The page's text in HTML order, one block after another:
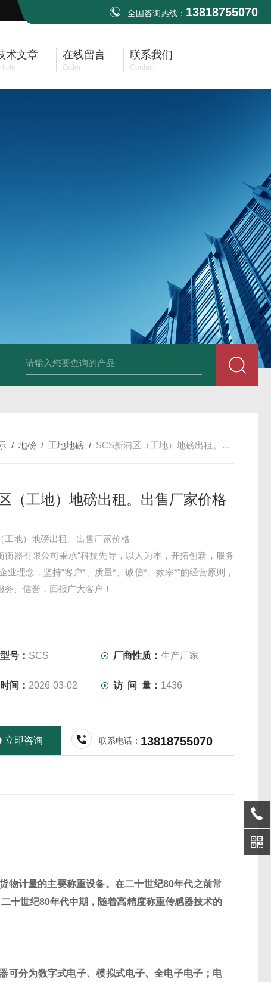
全国咨询热线： 13818755070
术文章 在线留言
Order
联系我们
Contact
/地磅 / 工地地磅 / SCS新浦区（工地）地磅出租。出售厂家价格
（工地）地磅出租。出售厂家价格
工地）地磅出租。出售厂家价格
衡器有限公司秉承“科技先导，以人为本，开拓创新，服务
业理念，坚持“客户*、质量*、诚信*、效率*"的经营原则，
务、信誉，回报广大客户！
号： SCS 厂商性质：生产厂家
间： 2026-03-02 访 问 量： 1436
立即咨询 联系电话： 13818755070
物计量的主要称重设备。在二十世纪80年代之前常
十世纪80年代中期，随着高精度称重传感器技术的
可分为数字式电子、模拟式电子、全电子电子；电